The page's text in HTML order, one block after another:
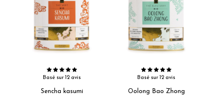
Basé sur 12 avis
Sencha kasumi
Basé sur 12 avis
Oolong Bao Zhong